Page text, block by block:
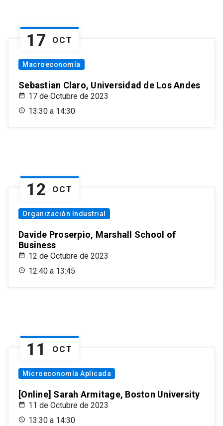
17 OCT
Macroeconomía
Sebastian Claro, Universidad de Los Andes
17 de Octubre de 2023
13:30 a 14:30
12 OCT
Organización Industrial
Davide Proserpio, Marshall School of
Business
12 de Octubre de 2023
12:40 a 13:45
11 OCT
Microeconomía Aplicada
[Online] Sarah Armitage, Boston University
11 de Octubre de 2023
13:30 a 14:30